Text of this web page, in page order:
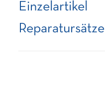
Einzelartikel
Reparatursätze